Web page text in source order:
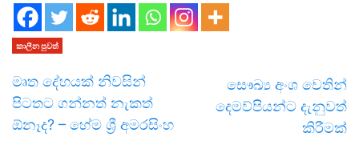
කාලීන පුවත්
මෘත දේහයක් නිවසින්
පිටතට ගන්නත් නැකත්
ඕනෑද? – හේම ශ්‍රී අමරසිංහ
සෞඛ්‍ය අංශ වෙතින්
දෙමව්පියන්ට දැනුවත්
කිරීමක්